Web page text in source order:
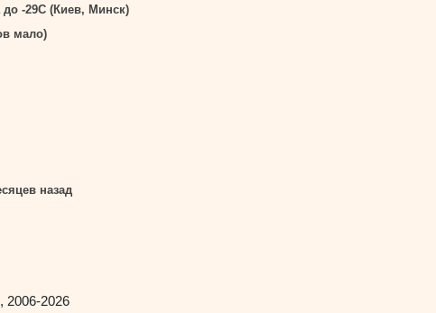
до -29С (Киев, Минск)
мало)
назад
, 2006-2026